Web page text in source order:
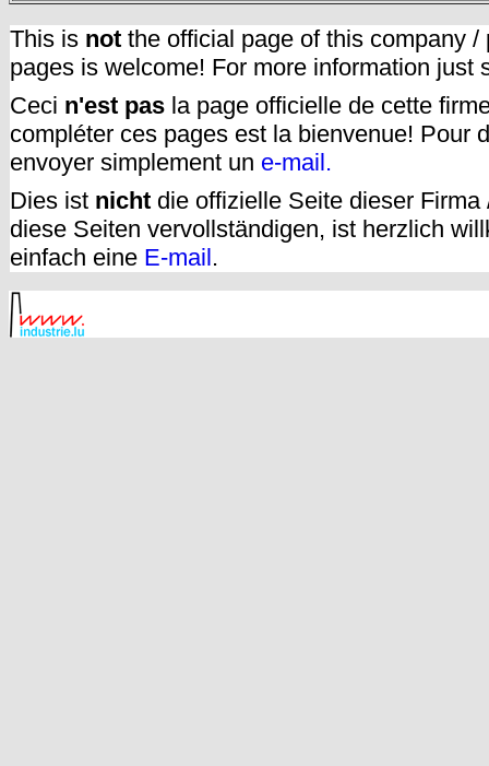
This is not the official page of this company
pages is welcome! For more information just
Ceci n'est pas la page officielle de cette
compléter ces pages est la bienvenue! Pour
envoyer simplement un e-mail.
Dies ist nicht die offizielle Seite dieser
diese Seiten vervollständigen, ist herzlich
einfach eine E-mail.